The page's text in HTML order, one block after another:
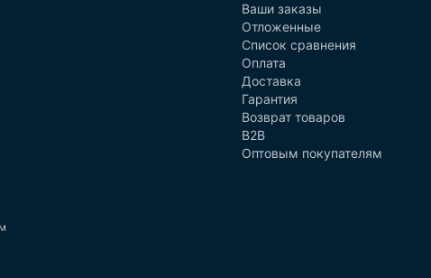
Ваши заказы
Отложенные
Список сравнения
Оплата
Доставка
Гарантия
Возврат товаров
B2B
Оптовым покупателям